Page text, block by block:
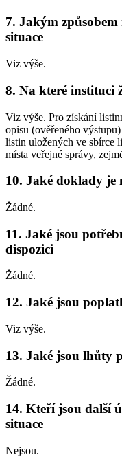
7. Jakým
situace
Viz výše.
8. Na které instituci
Viz výše. Pro získání
opisu (ověřeného
listin uložených ve sbírce
místa veřejné správy,
10. Jaké doklady je
Žádné.
11. Jaké jsou
dispozici
Žádné.
12. Jaké jsou
Viz výše.
13. Jaké jsou lhůty
Žádné.
14. Kteří jsou další
situace
Nejsou.